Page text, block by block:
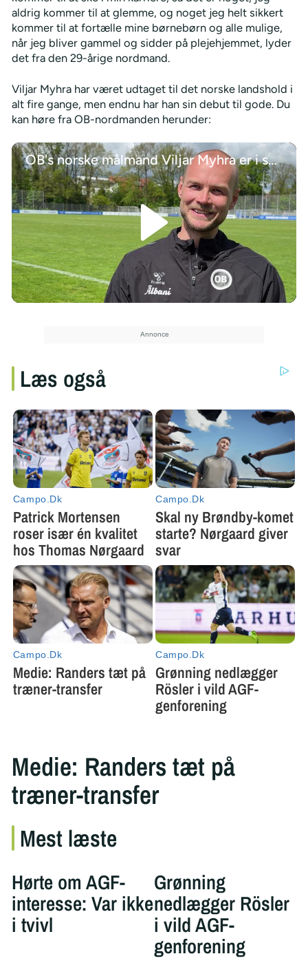
aldrig kommer til at glemme, og noget jeg helt sikkert
kommer til at fortælle mine børnebørn og alle mulige,
når jeg bliver gammel og sidder på plejehjemmet, lyder
det fra den 29-årige nordmand.
Viljar Myhra har været udtaget til det norske landshold i
alt fire gange, men endnu har han sin debut til gode. Du
kan høre fra OB-nordmanden herunder:
OB's norske målmand Viljar Myhra er i spil til en plads i Norges VM-trup
/
Medie: Randers tæt på
træner-transfer
Mest læste
Hørte om AGF-
interesse: Var ikke
i tvivl
Grønning
nedlægger Rösler
i vild AGF-
genforening